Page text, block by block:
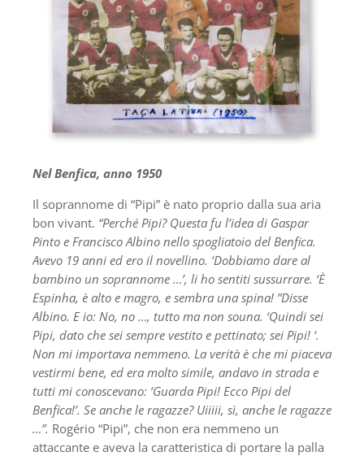
Nel Benfica, anno 1950
Il soprannome di “Pipi” è nato proprio dalla sua aria
bon vivant. “Perché Pipi? Questa fu l’idea di Gaspar
Pinto e Francisco Albino nello spogliatoio del Benfica.
Avevo 19 anni ed ero il novellino. ‘Dobbiamo dare al
bambino un soprannome …’, li ho sentiti sussurrare. ‘È
Espinha, è alto e magro, e sembra una spina! ”Disse
Albino. E io: No, no …, tutto ma non souna. ‘Quindi sei
Pipi, dato che sei sempre vestito e pettinato; sei Pipi! ‘.
Non mi importava nemmeno. La verità è che mi piaceva
vestirmi bene, ed era molto simile, andavo in strada e
tutti mi conoscevano: ‘Guarda Pipi! Ecco Pipi del
Benfica!’. Se anche le ragazze? Uiiiii, sì, anche le ragazze
…”. Rogério “Pipi”, che non era nemmeno un
attaccante e aveva la caratteristica di portare la palla